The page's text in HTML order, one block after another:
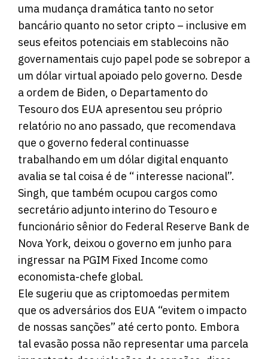
uma mudança dramática tanto no setor
bancário quanto no setor cripto – inclusive em
seus efeitos potenciais em stablecoins não
governamentais cujo papel pode se sobrepor a
um dólar virtual apoiado pelo governo. Desde
a ordem de Biden, o Departamento do
Tesouro dos EUA apresentou seu próprio
relatório no ano passado, que recomendava
que o governo federal continuasse
trabalhando em um dólar digital enquanto
avalia se tal coisa é de “ interesse nacional”.
Singh, que também ocupou cargos como
secretário adjunto interino do Tesouro e
funcionário sênior do Federal Reserve Bank de
Nova York, deixou o governo em junho para
ingressar na PGIM Fixed Income como
economista-chefe global.
Ele sugeriu que as criptomoedas permitem
que os adversários dos EUA “evitem o impacto
de nossas sanções” até certo ponto. Embora
tal evasão possa não representar uma parcela